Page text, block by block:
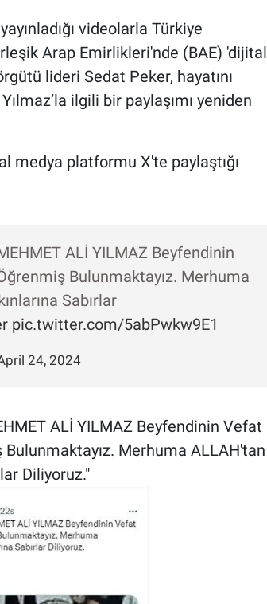
videolarla Türkiye
Arap Emirlikleri'nde (BAE) 'dijital
lideri Sedat Peker, hayatını
ilgili bir paylaşımı yeniden
medya platformu X'te paylaştığı
ALİ YILMAZ Beyfendinin
Bulunmaktayız. Merhuma
Sabırlar
pic.twitter.com/5abPwkw9E1
24, 2024
ALİ YILMAZ Beyfendinin Vefat
Merhuma ALLAH'tan
Diliyoruz."